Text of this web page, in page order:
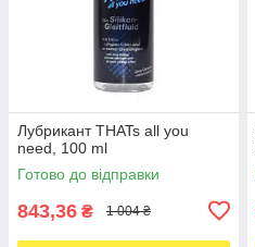
Лубрикант THATs all you
need, 100 ml
Готово до відправки
843,36 ₴ 1 004 ₴